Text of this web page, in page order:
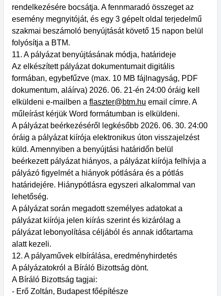
rendelkezésére bocsátja. A fennmaradó összeget az
esemény megnyitóját, és egy 3 gépelt oldal terjedelmű
szakmai beszámoló benyújtását követő 15 napon belül
folyósítja a BTM.
11. A pályázat benyújtásának módja, határideje
Az elkészített pályázat dokumentumait digitális
formában, egybefűzve (max. 10 MB fájlnagyság, PDF
dokumentum, aláírva) 2026. 06. 21-én 24:00 óráig kell
elküldeni e-mailben a flaszter@btm.hu email címre. A
műleírást kérjük Word formátumban is elküldeni.
A pályázat beérkezéséről legkésőbb 2026. 06. 30. 24:00
óráig a pályázat kiírója elektronikus úton visszajelzést
küld. Amennyiben a benyújtási határidőn belül
beérkezett pályázat hiányos, a pályázat kiírója felhívja a
pályázó figyelmét a hiányok pótlására és a pótlás
határidejére. Hiánypótlásra egyszeri alkalommal van
lehetőség.
A pályázat során megadott személyes adatokat a
pályázat kiírója jelen kiírás szerint és kizárólag a
pályázat lebonyolítása céljából és annak időtartama
alatt kezeli.
12. A pályaművek elbírálása, eredményhirdetés
A pályázatokról a Bíráló Bizottság dönt.
A Bíráló Bizottság tagjai:
- Erő Zoltán, Budapest főépítésze